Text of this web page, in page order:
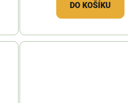
DO KOŠÍKU